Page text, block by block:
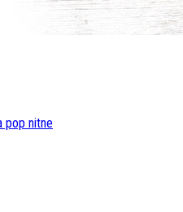
pop nitne